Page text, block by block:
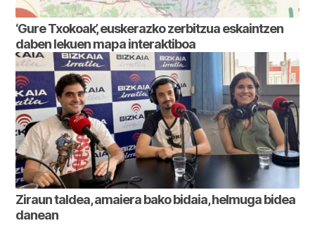
‘Gure Txokoak’, euskerazko zerbitzua eskaintzen
daben lekuen mapa interaktiboa
Ziraun taldea, amaiera bako bidaia, helmuga bidea
danean